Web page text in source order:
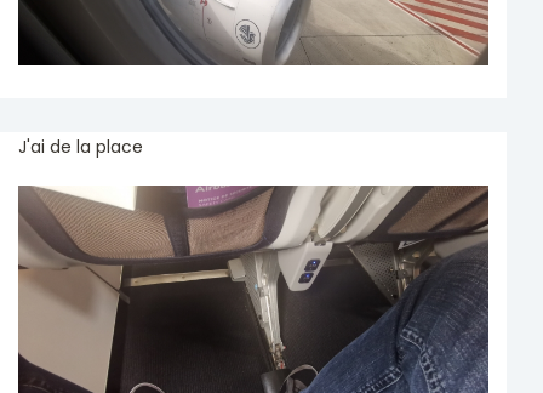
J'ai de la place